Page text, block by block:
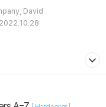
Harry / Campany, David
2022.10.28.